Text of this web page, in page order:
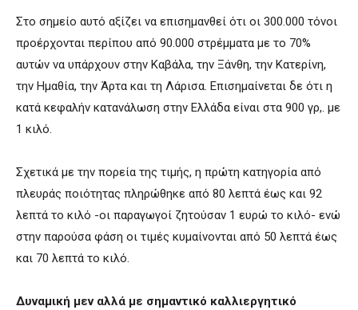
Στο σημείο αυτό αξίζει να επισημανθεί ότι οι 300.000 τόνοι
προέρχονται περίπου από 90.000 στρέμματα με το 70%
αυτών να υπάρχουν στην Καβάλα, την Ξάνθη, την Κατερίνη,
την Ημαθία, την Άρτα και τη Λάρισα. Επισημαίνεται δε ότι η
κατά κεφαλήν κατανάλωση στην Ελλάδα είναι στα 900 γρ,. με
1 κιλό.
Σχετικά με την πορεία της τιμής, η πρώτη κατηγορία από
πλευράς ποιότητας πληρώθηκε από 80 λεπτά έως και 92
λεπτά το κιλό -οι παραγωγοί ζητούσαν 1 ευρώ το κιλό- ενώ
στην παρούσα φάση οι τιμές κυμαίνονται από 50 λεπτά έως
και 70 λεπτά το κιλό.
Δυναμική μεν αλλά με σημαντικό καλλιεργητικό